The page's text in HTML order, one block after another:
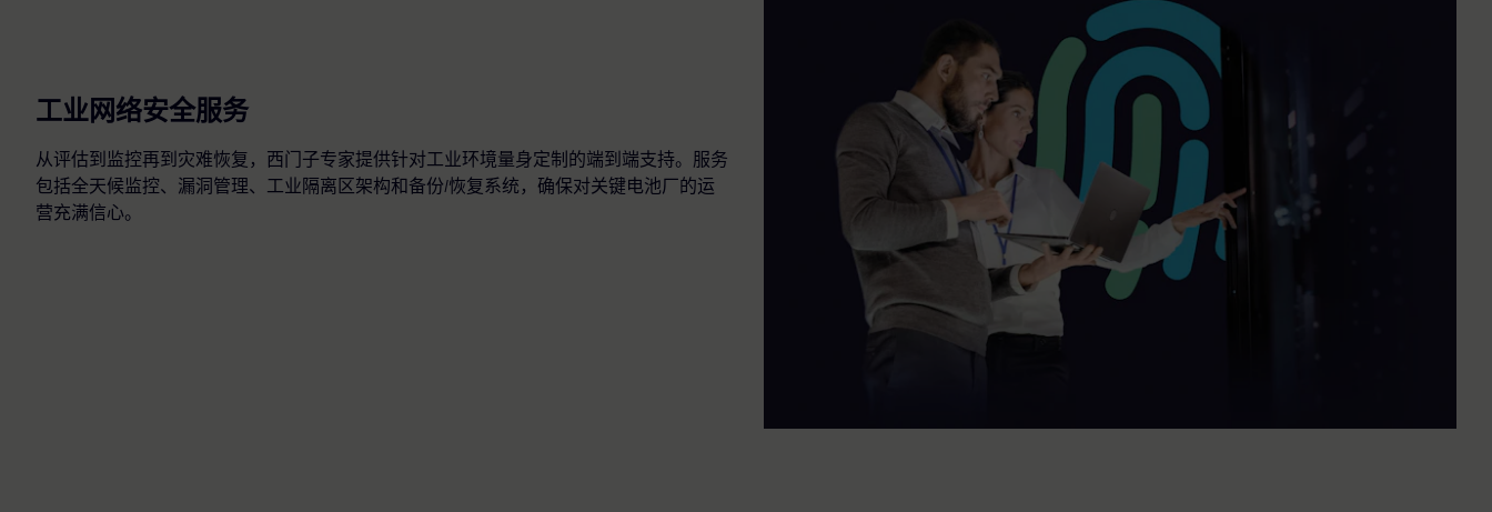
工业网络安全服务
从评估到监控再到灾难恢复，西门子专家提供针对工业环境量身定制的端到端支持。服务
包括全天候监控、漏洞管理、工业隔离区架构和备份/恢复系统，确保对关键电池厂的运
营充满信心。